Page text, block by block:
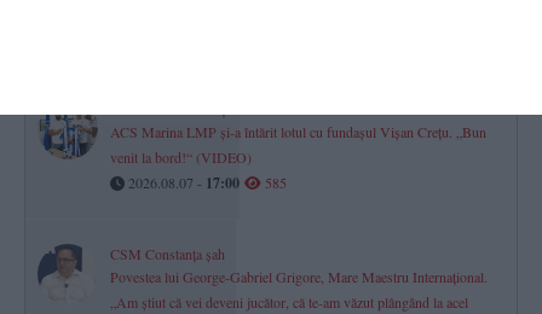
ACS Marina LMP și-a întărit lotul cu fundașul Vișan Crețu. „Bun
venit la bord!“ (VIDEO)
2026.08.07 - 17:00 585
CSM Constanța șah
Povestea lui George-Gabriel Grigore, Mare Maestru Internațional.
„Am știut că vei deveni jucător, că te-am văzut plângând la acel